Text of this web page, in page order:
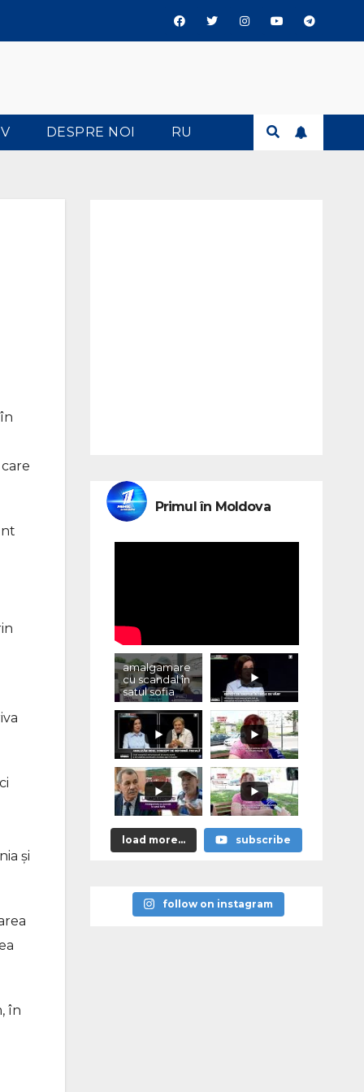
DESPRE NOI RU
și
în
Primul în Moldova
amalgamare
cu scandal în
satul sofia
load more... subscribe
follow on instagram